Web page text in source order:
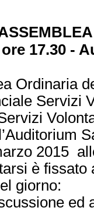
17.30 -
Ordinaria
Servizi
2015
è
giorno:
ed